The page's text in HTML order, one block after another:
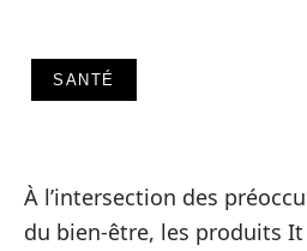
SANTÉ
À l’intersection des
du bien-être, les produits